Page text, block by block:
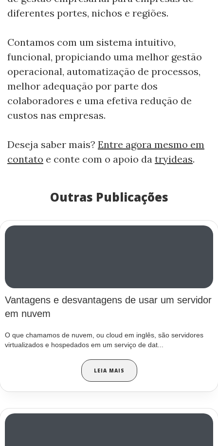
diferentes portes, nichos e regiões.
Contamos com um sistema intuitivo,
funcional, propiciando uma melhor gestão
operacional, automatização de processos,
melhor adequação por parte dos
colaboradores e uma efetiva redução de
custos nas empresas.
Deseja saber mais? Entre agora mesmo em
contato e conte com o apoio da tryideas.
Outras Publicações
Vantagens e desvantagens de usar um servidor
em nuvem
O que chamamos de nuvem, ou cloud em inglês, são servidores
virtualizados e hospedados em um serviço de dat...
LEIA MAIS